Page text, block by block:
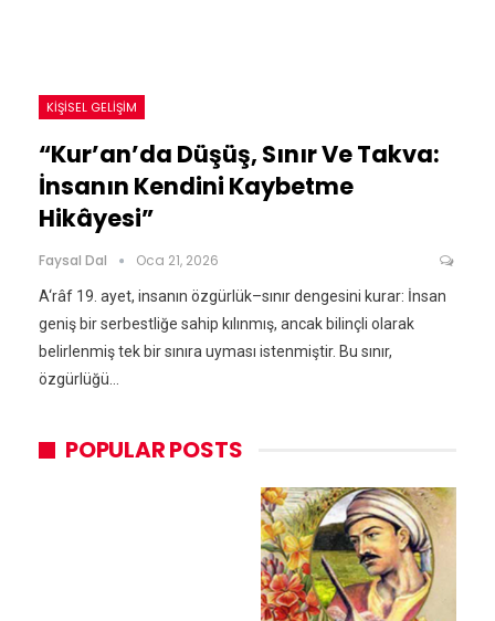
KIŞISEL GELIŞIM
“Kur’an’da Düşüş, Sınır Ve Takva:
İnsanın Kendini Kaybetme
Hikâyesi”
Faysal Dal Oca 21, 2026
A‘râf 19. ayet, insanın özgürlük–sınır dengesini kurar: İnsan
geniş bir serbestliğe sahip kılınmış, ancak bilinçli olarak
belirlenmiş tek bir sınıra uyması istenmiştir. Bu sınır,
özgürlüğü…
POPULAR POSTS